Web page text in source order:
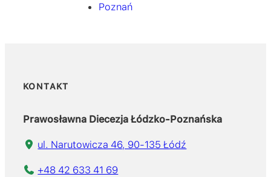
Poznań
KONTAKT
Prawosławna Diecezja Łódzko-Poznańska
ul. Narutowicza 46, 90-135 Łódź
+48 42 633 41 69